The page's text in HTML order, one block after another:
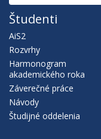
Študenti
AiS2
Rozvrhy
Harmonogram
akademického roka
Záverečné práce
Návody
Študijné oddelenia